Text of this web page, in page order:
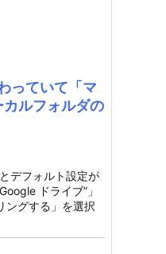
っていて「マ
ルフォルダの
デフォルト設定が
ドライブ”」
ングする」を選択